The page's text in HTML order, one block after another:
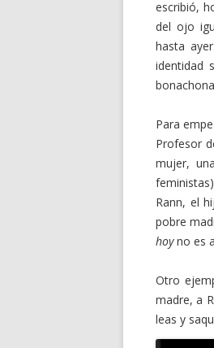
escribió,
del ojo
hasta
identidad
Para
Profesor
mujer,
Rann, el
pobre
hoyno es
Otro
madre, a
leas y